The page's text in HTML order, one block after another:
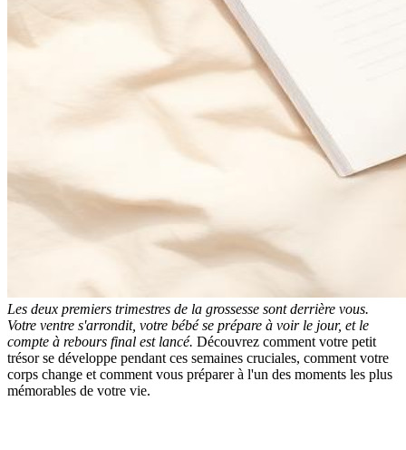
Les deux premiers trimestres de la grossesse sont derrière vous.
Votre ventre s'arrondit, votre bébé se prépare à voir le jour, et le
compte à rebours final est lancé. Découvrez comment votre petit
trésor se développe pendant ces semaines cruciales, comment votre
corps change et comment vous préparer à l'un des moments les plus
mémorables de votre vie.